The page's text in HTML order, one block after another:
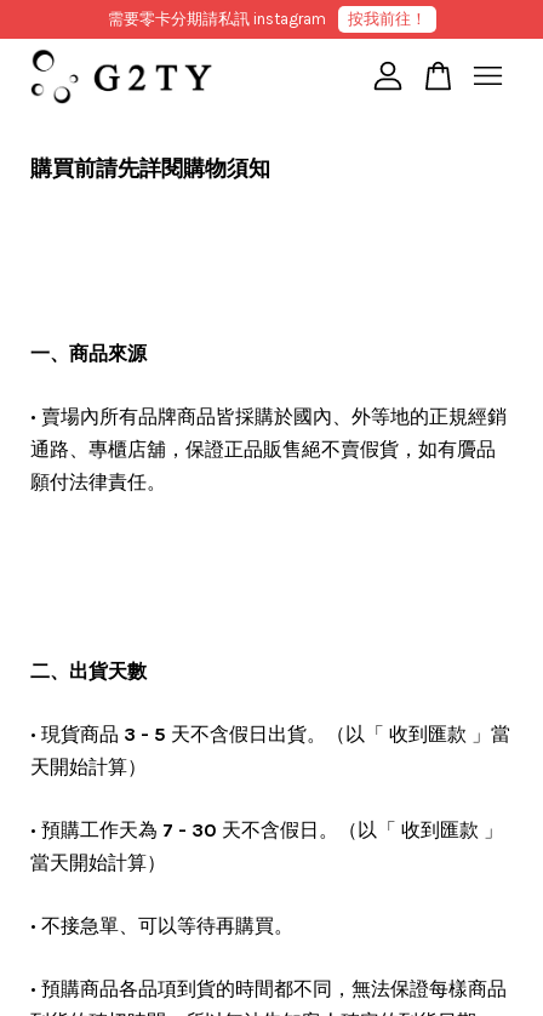
需要零卡分期請私訊 instagram 按我前往！
購買前請先詳閱購物須知
一、商品來源
• 賣場內所有品牌商品皆採購於國內、外等地的正規經銷
通路、專櫃店舖，保證正品販售絕不賣假貨，如有贗品
願付法律責任。
二、出貨天數
• 現貨商品 3 - 5 天不含假日出貨。（以「 收到匯款 」當
天開始計算）
• 預購工作天為 7 - 30 天不含假日。（以「 收到匯款 」
當天開始計算）
• 不接急單、可以等待再購買。
• 預購商品各品項到貨的時間都不同，無法保證每樣商品